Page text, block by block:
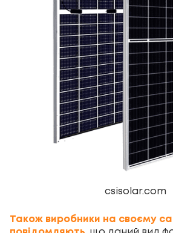
csisolar.com
Також виробники на своєму